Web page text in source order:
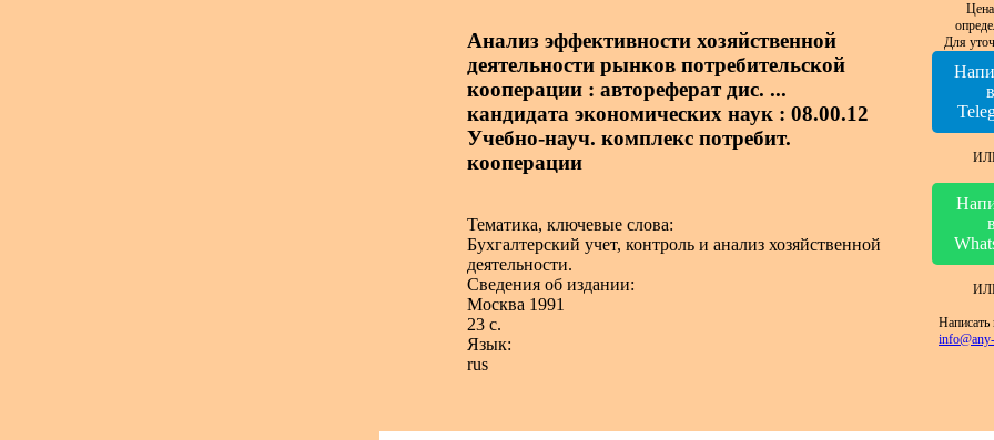
Анализ эффективности хозяйственной
деятельности рынков потребительской
кооперации : автореферат дис. ...
кандидата экономических наук : 08.00.12
Учебно-науч. комплекс потребит.
кооперации
Тематика, ключевые слова:
Бухгалтерский учет, контроль и анализ хозяйственной
деятельности.
Сведения об издании:
Москва 1991
23 с.
Язык:
rus
Для
в
в
Написать